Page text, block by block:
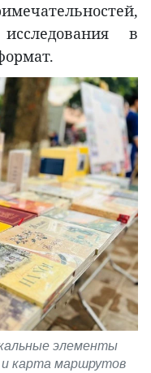
в
элементы
и карта маршрутов